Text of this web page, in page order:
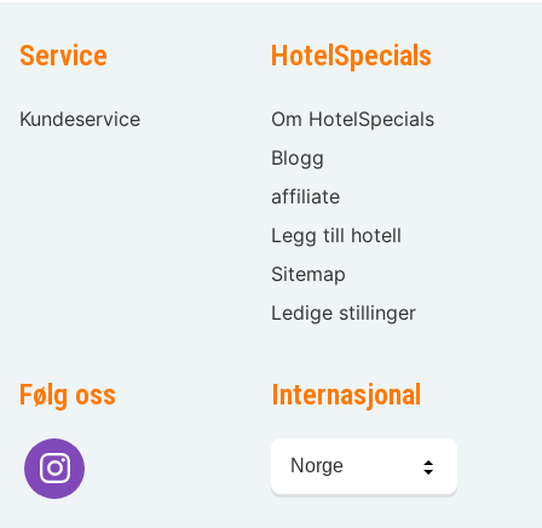
Service
Kundeservice
HotelSpecials
Om HotelSpecials
Blogg
affiliate
Legg till hotell
Sitemap
Ledige stillinger
Følg oss Internasjonal